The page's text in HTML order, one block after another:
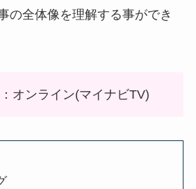
の全体像を理解する事ができ
オンライン(マイナビTV)